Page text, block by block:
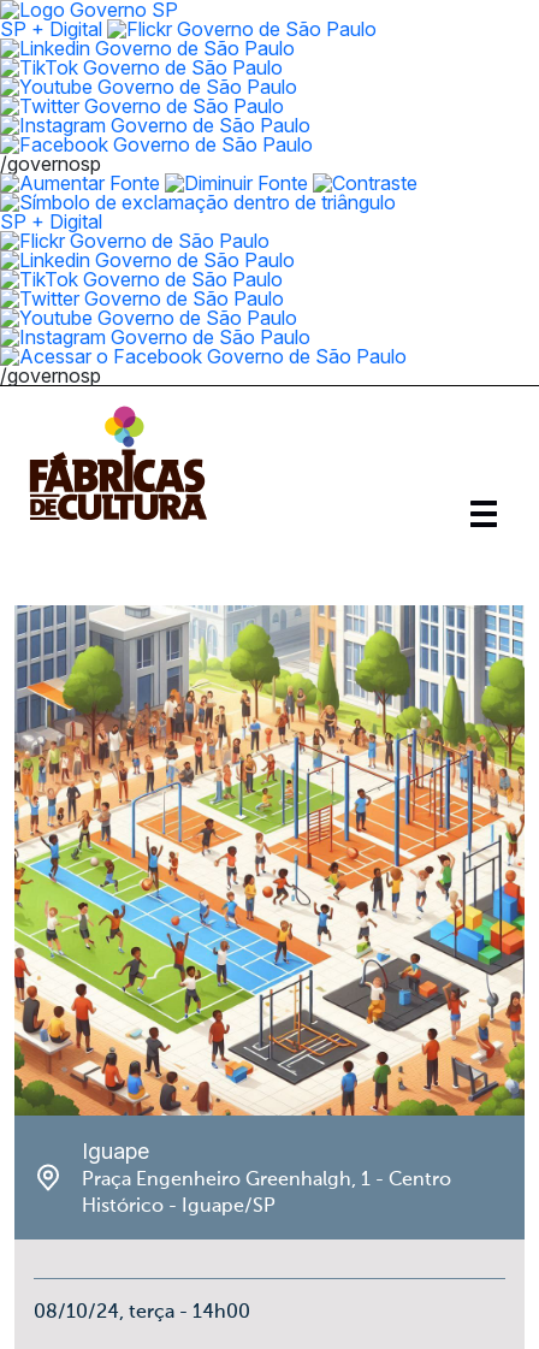
SP + Digital
/governosp
SP + Digital
/governosp
Iguape
Praça Engenheiro Greenhalgh, 1 - Centro
Histórico - Iguape/SP
08/10/24, terça - 14h00